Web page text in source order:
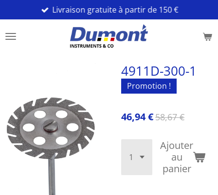
au
contenu
Livraison gratuite à partir de 150 €
4911D-300-1
Promotion !
46,94 €58,67 €
Ajouter
au
panier